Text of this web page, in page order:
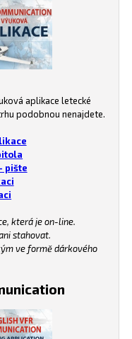
aplikace letecké
podobnou nenajdete.
pište
která je on-line.
stahovat.
ve formě dárkového